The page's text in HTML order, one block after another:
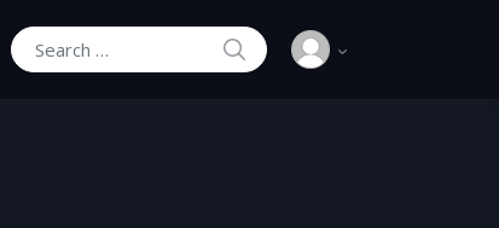
Search for:
SEARCH